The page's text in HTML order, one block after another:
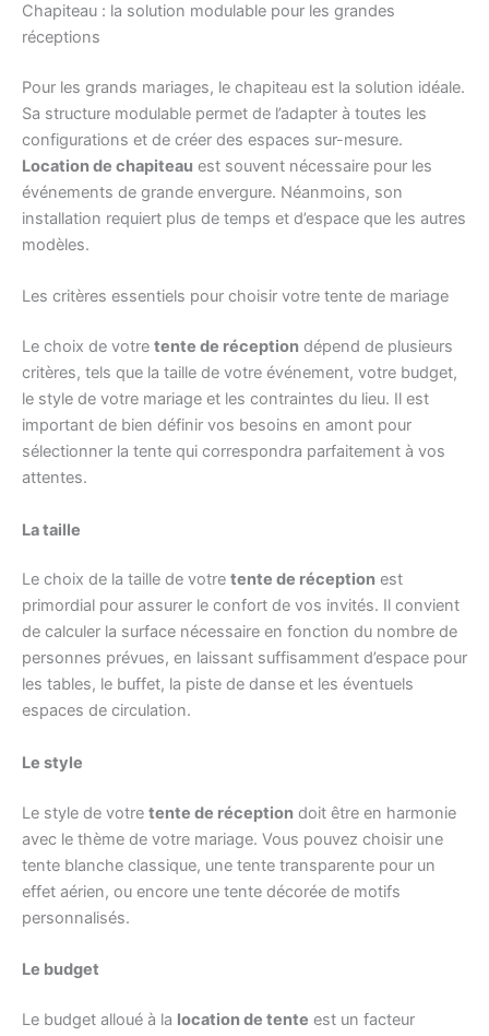
Chapiteau : la solution modulable pour les grandes
réceptions
Pour les grands mariages, le chapiteau est la solution idéale.
Sa structure modulable permet de l’adapter à toutes les
configurations et de créer des espaces sur-mesure.
Location de chapiteau est souvent nécessaire pour les
événements de grande envergure. Néanmoins, son
installation requiert plus de temps et d’espace que les autres
modèles.
Les critères essentiels pour choisir votre tente de mariage
Le choix de votre tente de réception dépend de plusieurs
critères, tels que la taille de votre événement, votre budget,
le style de votre mariage et les contraintes du lieu. Il est
important de bien définir vos besoins en amont pour
sélectionner la tente qui correspondra parfaitement à vos
attentes.
La taille
Le choix de la taille de votre tente de réception est
primordial pour assurer le confort de vos invités. Il convient
de calculer la surface nécessaire en fonction du nombre de
personnes prévues, en laissant suffisamment d’espace pour
les tables, le buffet, la piste de danse et les éventuels
espaces de circulation.
Le style
Le style de votre tente de réception doit être en harmonie
avec le thème de votre mariage. Vous pouvez choisir une
tente blanche classique, une tente transparente pour un
effet aérien, ou encore une tente décorée de motifs
personnalisés.
Le budget
Le budget alloué à la location de tente est un facteur